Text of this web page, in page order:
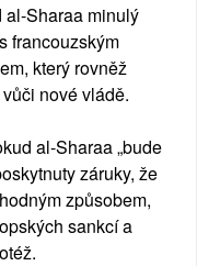
al-Sharaa minulý
francouzským
který rovněž
nové vládě.
al-Sharaa „bude
záruky, že
způsobem,
sankcí a